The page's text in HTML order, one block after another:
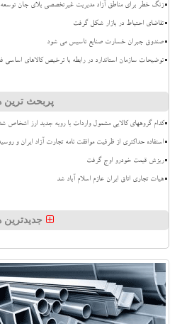
زنگ خطر برای مناطق آزاد مدیریت غیرتخصصی بلای جان توسعه
تقاضای احتیاط در بازار شکل گرفت
صندوق جبران خسارت صنایع تاسیس می شود
توضیحات سازمان استاندارد در رابطه با ترخیص کالاهای اساسی
پربحث ترین
کدام گروههای کالایی مشمول واردات با رویه جدید ارز اشخاص
استفاده حداکثری از ظرفیت موافقت نامه تجارت آزاد ایران و
ریزش قیمت خودرو اوج گرفت
هیات تجاری اتاق ایران عازم اسلام آباد شد
جدیدترین